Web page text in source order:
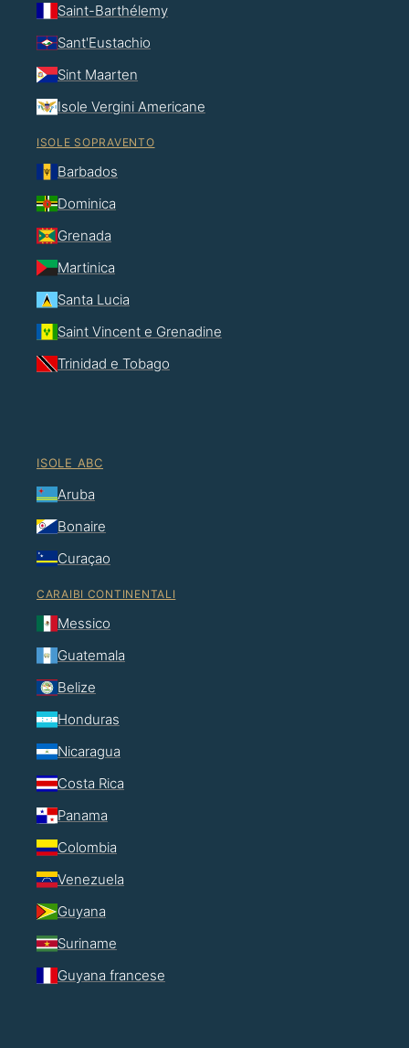
Saint-Barthélemy
Sant'Eustachio
Sint Maarten
Isole Vergini Americane
ISOLE SOPRAVENTO
Barbados
Dominica
Grenada
Martinica
Santa Lucia
Saint Vincent e Grenadine
Trinidad e Tobago
ISOLE ABC
Aruba
Bonaire
Curaçao
CARAIBI CONTINENTALI
Messico
Guatemala
Belize
Honduras
Nicaragua
Costa Rica
Panama
Colombia
Venezuela
Guyana
Suriname
Guyana francese